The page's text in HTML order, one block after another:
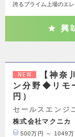
誇るプライム上場のエ
興
NEW
【神
ン分野◆リモ
円）
セールスエンジ
株式会社マクニカ
500万円 ～ 1049万